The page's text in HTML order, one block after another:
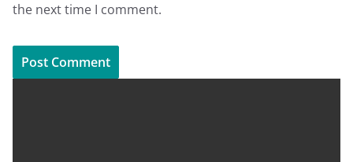
the next time I comment.